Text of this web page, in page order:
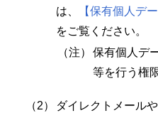
は、
【保有個人デ
をご覧ください。
（注）
保有個人デ
等を行う権
（2）
ダイレクトメール